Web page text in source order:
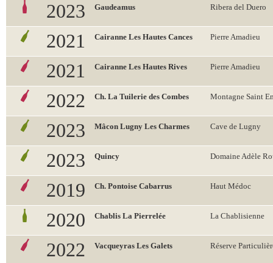
2023 Gaudeamus Ribera del Duero
2021 Cairanne Les Hautes Cances Pierre Amadieu
2021 Cairanne Les Hautes Rives Pierre Amadieu
2022 Ch. La Tuilerie des Combes Montagne Saint
2023 Mâcon Lugny Les Charmes Cave de Lugny
2023 Quincy Domaine Adèle
2019 Ch. Pontoise Cabarrus Haut Médoc
2020 Chablis La Pierrelée La Chablisienne
2022 Vacqueyras Les Galets Réserve